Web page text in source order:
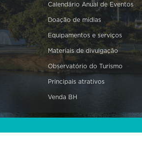
Calendário Anual de Eventos
Doação de mídias
Equipamentos e serviços
Materiais de divulgação
Observatório do Turismo
Principais atrativos
Venda BH